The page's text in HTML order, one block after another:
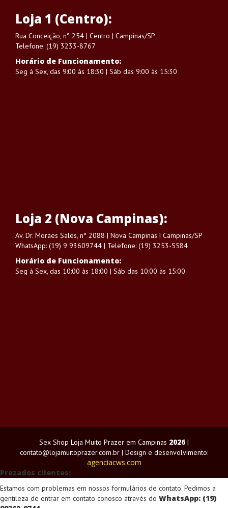
Loja 1 (Centro):
Rua Conceição, n° 254 | Centro | Campinas/SP
Telefone: (19) 3233-8767
Horário de Funcionamento:
Seg à Sex, das 9:00 às 18:30 | Sáb das 9:00 às 15:30
Loja 2 (Nova Campinas):
Av. Dr. Moraes Sales, n° 2088 | Nova Campinas | Campinas/SP
WhatsApp: (19) 9 93609744 | Telefone: (19) 3253-5584
Horário de Funcionamento:
Seg à Sex, das 10:00 às 18:00 | Sáb das 10:00 às 15:00
Sex Shop Loja Muito Prazer em Campinas 2026 |
contato@lojamuitoprazer.com.br | Design e desenvolvimento:
agenciacws.com
Prezados clientes:
Estamos com problemas em nossos formulários de contato. Pedimos a
gentileza de entrar em contato conosco através do WhatsApp: (19)